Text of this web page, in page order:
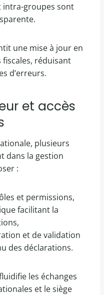
intra-groupes sont
une mise à jour en
réduisant
d’erreurs.
et accès
plusieurs
dans la gestion
:
et permissions,
facilitant la
et de validation
des déclarations.
les échanges
et le siège